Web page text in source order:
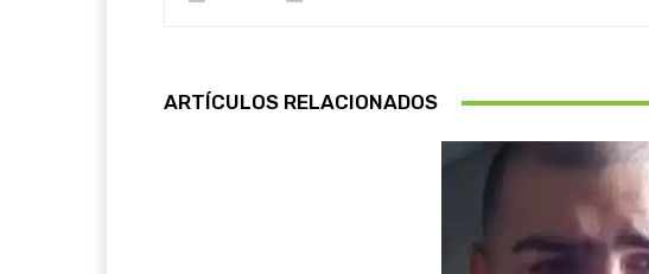
ARTÍCULOS RELACIONADOS